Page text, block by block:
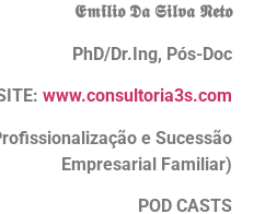
𝕰𝖒𝖎𝖑𝖎𝖔 𝕯𝖆 𝕾𝖎𝖑𝖛𝖆 𝕹𝖊𝖙𝖔
PhD/Dr.Ing, Pós-Doc
www.consultoria3s.com
e Sucessão
Empresarial Familiar)
POD CASTS